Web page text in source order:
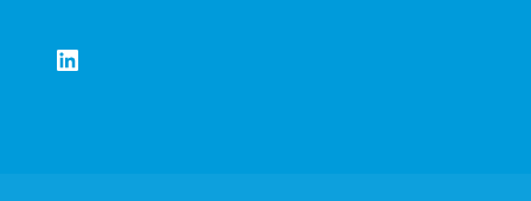
LinkedIn